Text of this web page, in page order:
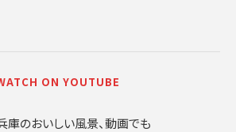
ON YOUTUBE
庫のおいしい風景、動画でも